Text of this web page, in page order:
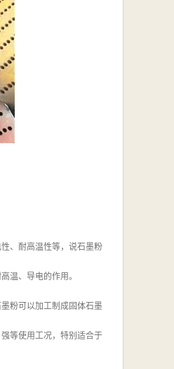
、耐高温性等，说石墨粉
温、导电的作用。
粉可以加工制成固体石墨
等使用工况，特别适合于